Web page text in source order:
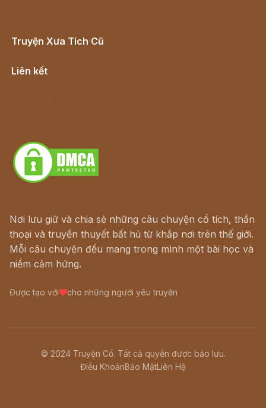
Truyện Xưa Tích Cũ
Liên kết
Nơi lưu giữ và chia sẻ những câu chuyện cổ tích, thần
thoại và truyền thuyết bất hủ từ khắp nơi trên thế giới.
Mỗi câu chuyện đều mang trong mình một bài học và
niềm cảm hứng.
Được tạo với cho những người yêu truyện
© 2024 Truyện Cổ. Tất cả quyền được bảo lưu.
Điều KhoảnBảo MậtLiên Hệ